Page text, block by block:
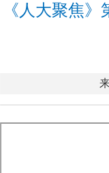
《人大聚焦